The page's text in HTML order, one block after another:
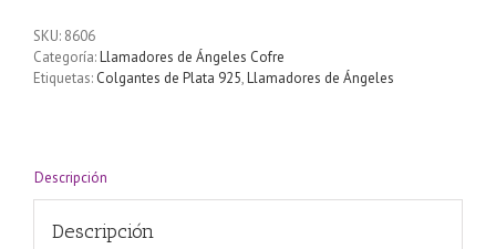
plata
de
SKU: 8606
Categoría:Llamadores de Ángeles Cofre
Etiquetas: Colgantes de Plata 925,Llamadores de Ángeles
Descripción
Descripción